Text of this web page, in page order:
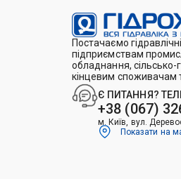
Постачаємо
підприємствам
обладнання,
кінцевим споживачам
Є ПИТАННЯ?
+38 (067)
м. Київ, вул.
Показати на